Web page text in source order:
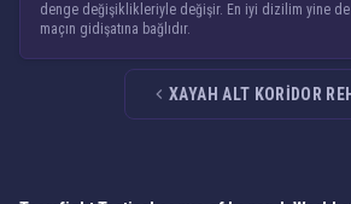
denge değişiklikleriyle değişir. En iyi dizilim yine de
maçın gidişatına bağlıdır.
XAYAH ALT KORIDOR